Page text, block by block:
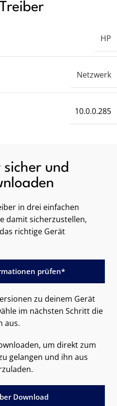
HP
Netzwerk
10.0.0.285
sicher und
in drei einfachen
damit sicherzustellen,
richtige Gerät
prüfen*
zu deinem Gerät
im nächsten Schritt die
aus.
um direkt zum
gelangen und ihn aus
Download